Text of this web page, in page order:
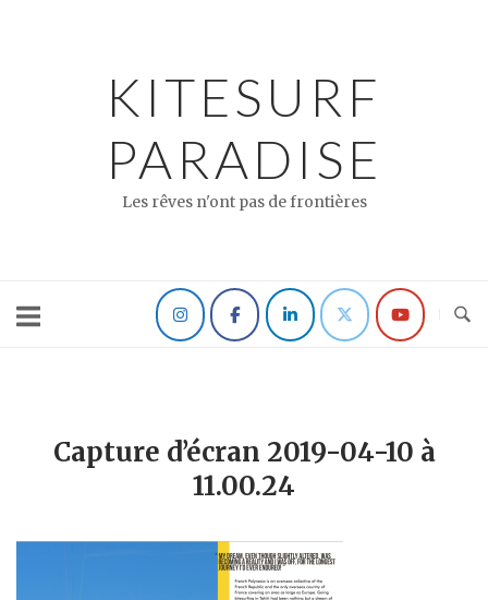
KITESURF
PARADISE
Les rêves n'ont pas de frontières
Capture d’écran 2019-04-10 à
11.00.24